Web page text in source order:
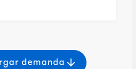
demanda arrow_downward